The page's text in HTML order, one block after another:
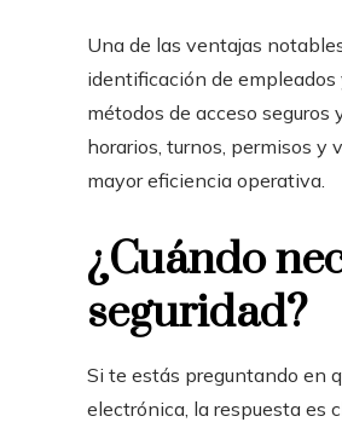
Una de las ventajas
identificación de
métodos de acceso
horarios, turnos, permisos y
mayor eficiencia operativa.
¿Cuándo
seguridad?
Si te estás preguntando en
electrónica, la respuesta es